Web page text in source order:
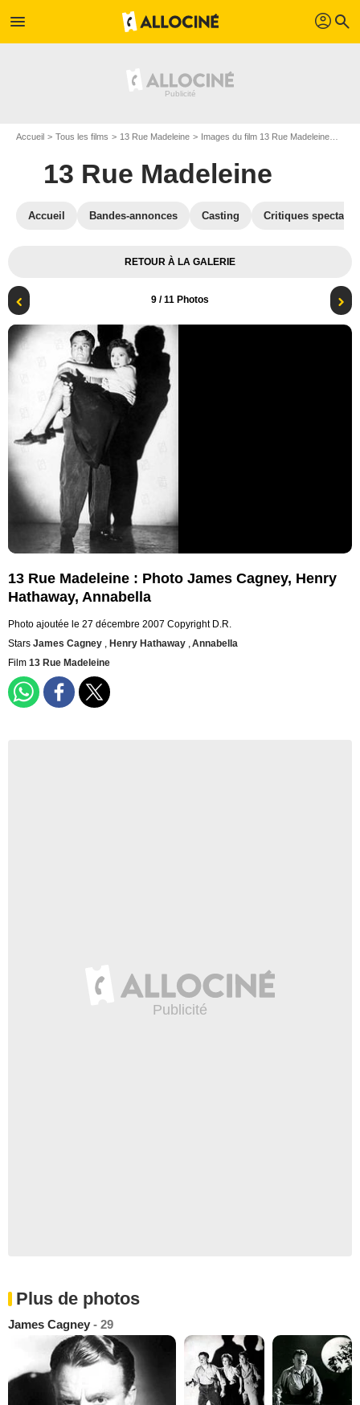
menu profil search
Accueil Tous les films 13 Rue Madeleine Images du film 13 Rue Madeleine
13 Rue Madeleine
Accueil Bandes-annonces Casting Critiques
RETOUR À LA GALERIE
9 / 11 Photos
13 Rue Madeleine : Photo James Cagney, Henry
Hathaway, Annabella
Photo ajoutée le 27 décembre 2007 Copyright D.R.
Stars James Cagney , Henry Hathaway ,Annabella
Film 13 Rue Madeleine
Plus de photos
James Cagney - 29